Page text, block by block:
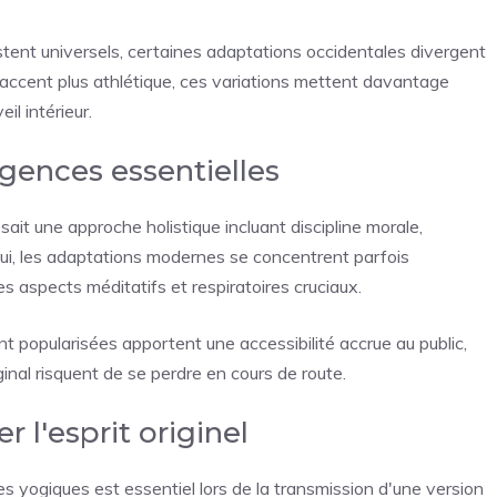
universels, certaines adaptations occidentales divergent
plus athlétique, ces variations mettent davantage
intérieur.
essentielles
une approche holistique incluant discipline morale,
les adaptations modernes se concentrent parfois
aspects méditatifs et respiratoires cruciaux.
popularisées apportent une accessibilité accrue au public,
risquent de se perdre en cours de route.
l'esprit originel
yogiques est essentiel lors de la transmission d'une version